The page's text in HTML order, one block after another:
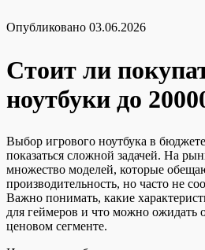
Опубликовано 03.06.2026
Стоит ли
ноутбуки до
Выбор игрового ноутбука в
показаться сложной задачей. На
множество моделей, которые
производительность, но часто не
Важно понимать, какие
для геймеров и что можно ожидать
ценовом сегменте.